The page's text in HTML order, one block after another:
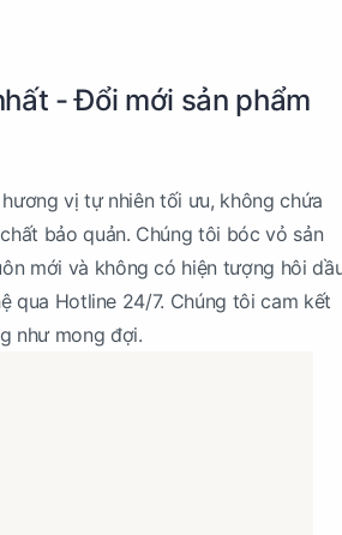
- Đổi mới sản phẩm
vị tự nhiên tối ưu, không chứa
bảo quản. Chúng tôi bóc vỏ sản
mới và không có hiện tượng hôi
qua Hotline 24/7. Chúng tôi cam kết
như mong đợi.